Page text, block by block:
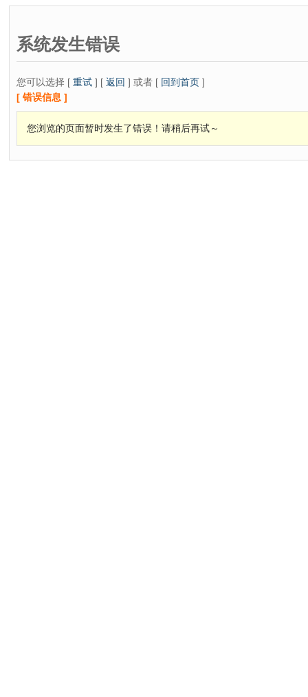
系统发生错误
您可以选择 [ 重试 ] [ 返回 ] 或者 [ 回到首页 ]
[ 错误信息 ]
您浏览的页面暂时发生了错误！请稍后再试～